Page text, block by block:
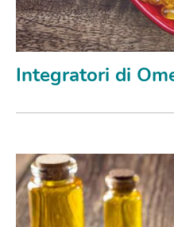
Integratori di